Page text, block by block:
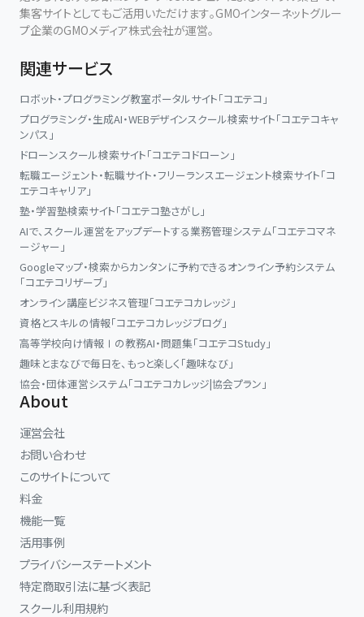
集客サイトとしてもご活用いただけます。GMOインターネットグルー
プ企業のGMOメディア株式会社が運営。
関連サービス
ロボット・プログラミング教室ポータルサイト「コエテコ」
プログラミング・生成AI・WEBデザインスクール検索サイト「コエテコキャ
ンパス」
ドローンスクール検索サイト「コエテコドローン」
転職エージェント・転職サイト・フリーランスエージェント検索サイト「コ
エテコキャリア」
塾・学習塾検索サイト「コエテコ塾さがし」
AIで、スクール運営をアップデートする業務管理システム「コエテコマネ
ージャー」
Googleマップ・検索からカンタンに予約できるオンライン予約システム
「コエテコリザーブ」
オンライン講座ビジネス管理「コエテコカレッジ」
資格とスキルの情報「コエテコカレッジブログ」
高等学校向け情報Ⅰの教務AI・問題集「コエテコStudy」
趣味とまなびで毎日を、もっと楽しく「趣味なび」
協会・団体運営システム「コエテコカレッジ|協会プラン」
About
運営会社
お問い合わせ
このサイトについて
料金
機能一覧
活用事例
プライバシーステートメント
特定商取引法に基づく表記
スクール利用規約